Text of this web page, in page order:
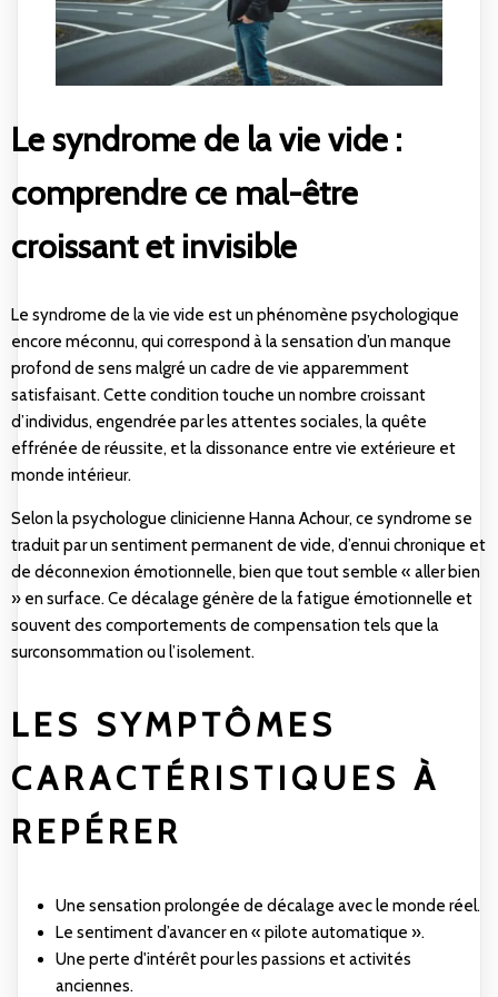
Le syndrome de la vie vide :
comprendre ce mal-être
croissant et invisible
Le syndrome de la vie vide est un phénomène psychologique
encore méconnu, qui correspond à la sensation d’un manque
profond de sens malgré un cadre de vie apparemment
satisfaisant. Cette condition touche un nombre croissant
d’individus, engendrée par les attentes sociales, la quête
effrénée de réussite, et la dissonance entre vie extérieure et
monde intérieur.
Selon la psychologue clinicienne Hanna Achour, ce syndrome se
traduit par un sentiment permanent de vide, d’ennui chronique et
de déconnexion émotionnelle, bien que tout semble « aller bien
» en surface. Ce décalage génère de la fatigue émotionnelle et
souvent des comportements de compensation tels que la
surconsommation ou l’isolement.
LES SYMPTÔMES
CARACTÉRISTIQUES À
REPÉRER
Une sensation prolongée de décalage avec le monde réel.
Le sentiment d’avancer en « pilote automatique ».
Une perte d'intérêt pour les passions et activités
anciennes.